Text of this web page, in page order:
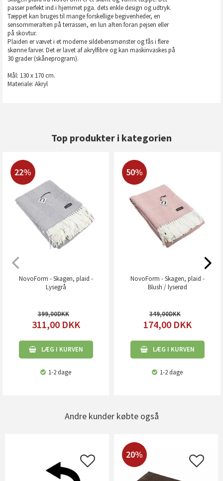
passer perfekt ind i hjemmet pga. dets enkle design og udtryk.
Tæppet kan bruges til mange forskellige begivenheder, en
sensommeraften på terrassen, en lun aften foran pejsen eller
på skovtur.
Plaiden er vævet i et moderne sildebensmønster og fås i flere
skønne farver. Det er lavet af akrylfibre og kan maskinvaskes på
30 grader (skåneprogram).
Mål: 130 x 170 cm.
Materiale: Akryl
Top produkter i kategorien
22%
NovoForm - Skagen, plaid -
Lysegrå
399,00
311,00 DKK
LÆG I KURVEN
1-2 dage
50%
NovoForm - Skagen, plaid -
Blush / lyserød
349,00
174,00 DKK
LÆG I KURVEN
1-2 dage
Andre kunder købte også
20%